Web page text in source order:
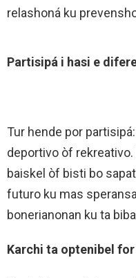
relashoná ku
Partisipá i hasi e
Tur hende por
deportivo òf
baiskel òf bisti bo
futuro ku mas
bonerianonan ku ta
Karchi ta optenibel